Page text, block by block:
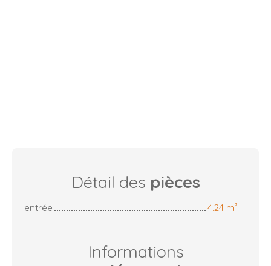
Détail des pièces
entrée 4.24 m²
Informations